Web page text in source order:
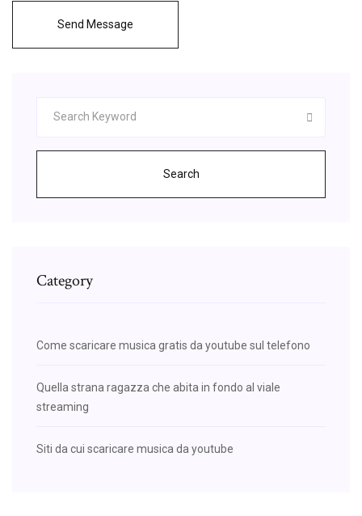
Send Message
Search
Category
Come scaricare musica gratis da youtube sul telefono
Quella strana ragazza che abita in fondo al viale
streaming
Siti da cui scaricare musica da youtube